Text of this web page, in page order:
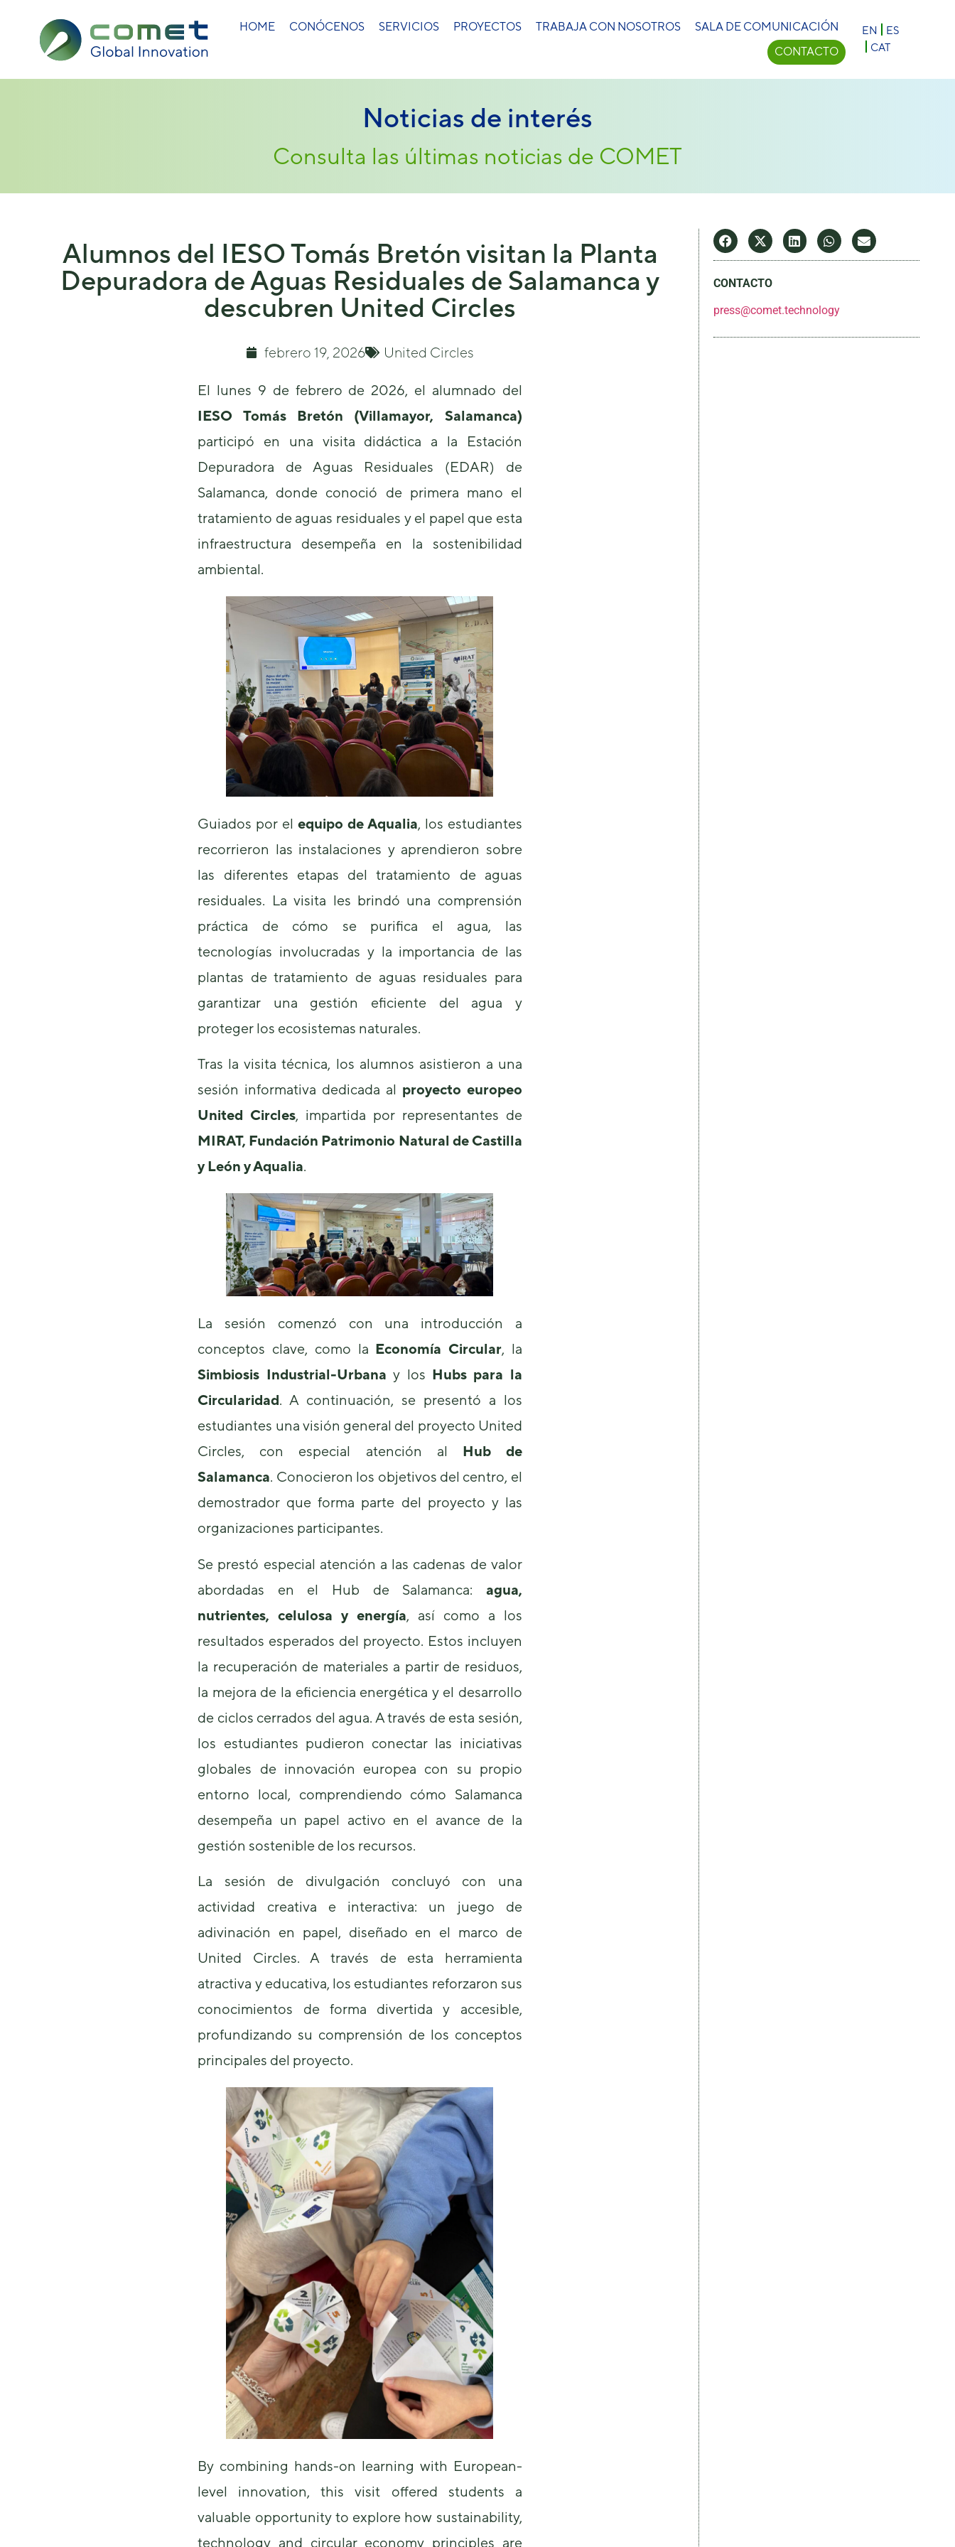
HOME CONÓCENOS SERVICIOS PROYECTOS TRABAJA CON NOSOTROS
SALA DE COMUNICACIÓN
CONTACTO
EN
ES
CAT
Noticias de interés
Consulta las últimas noticias de COMET
Alumnos del IESO Tomás Bretón visitan la Planta
Depuradora de Aguas Residuales de Salamanca y
descubren United Circles
febrero 19, 2026 United Circles
El lunes 9 de febrero de 2026, el alumnado del
IESO Tomás Bretón (Villamayor, Salamanca)
participó en una visita didáctica a la Estación
Depuradora de Aguas Residuales (EDAR) de
Salamanca, donde conoció de primera mano el
tratamiento de aguas residuales y el papel que esta
infraestructura desempeña en la sostenibilidad
ambiental.
Guiados por elequipo de Aqualia, los estudiantes
recorrieron las instalaciones y aprendieron sobre
las diferentes etapas del tratamiento de aguas
residuales. La visita les brindó una comprensión
práctica de cómo se purifica el agua, las
tecnologías involucradas y la importancia de las
plantas de tratamiento de aguas residuales para
garantizar una gestión eficiente del agua y
proteger los ecosistemas naturales.
Tras la visita técnica, los alumnos asistieron a una
sesión informativa dedicada al proyecto europeo
United Circles, impartida por representantes de
MIRAT, Fundación Patrimonio Natural de Castilla
y León y Aqualia.
La sesión comenzó con una introducción a
conceptos clave, como la Economía Circular, la
Simbiosis Industrial-Urbanay los Hubs para la
Circularidad. A continuación, se presentó a los
estudiantes una visión general del proyecto United
Circles, con especial atención al Hub de
Salamanca. Conocieron los objetivos del centro, el
demostrador que forma parte del proyecto y las
organizaciones participantes.
Se prestó especial atención a las cadenas de valor
abordadas en el Hub de Salamanca: agua,
nutrientes, celulosa y energía, así como a los
resultados esperados del proyecto. Estos incluyen
la recuperación de materiales a partir de residuos,
la mejora de la eficiencia energética y el desarrollo
de ciclos cerrados del agua. A través de esta sesión,
los estudiantes pudieron conectar las iniciativas
globales de innovación europea con su propio
entorno local, comprendiendo cómo Salamanca
desempeña un papel activo en el avance de la
gestión sostenible de los recursos.
La sesión de divulgación concluyó con una
actividad creativa e interactiva: un juego de
adivinación en papel, diseñado en el marco de
United Circles. A través de esta herramienta
atractiva y educativa, los estudiantes reforzaron sus
conocimientos de forma divertida y accesible,
profundizando su comprensión de los conceptos
principales del proyecto.
By combining hands-on learning with European-
level innovation, this visit offered students a
valuable opportunity to explore how sustainability,
technology and circular economy principles are
CONTACTO
press@comet.technology
Necesarias
cookies no
opcionales.
necesarias
para que
funcione la
nuestra web
mejor posible
visita. Si
cookies,
algunas
funcionalidades
desaparecerán
Marketing
mientras visitas
aumentas la
posibilidad de
ofertas